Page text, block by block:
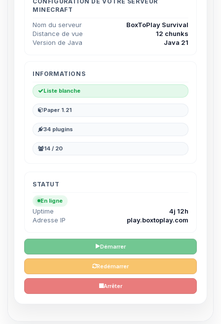
MINECRAFT
Nom du serveur
BoxToPlay Survival
Distance de vue
12 chunks
Version de Java
Java 21
INFORMATIONS
Liste blanche
Paper 1.21
34 plugins
14 / 20
STATUT
En ligne
Uptime
4j 12h
Adresse IP
play.boxtoplay.com
Démarrer
Redémarrer
Arrêter
assistant BoxToPlay. Dis-moi ce dont
tu as besoin et je vais remuer mes
petits circuits pour t’aider.
10/08/2026 à 04:38